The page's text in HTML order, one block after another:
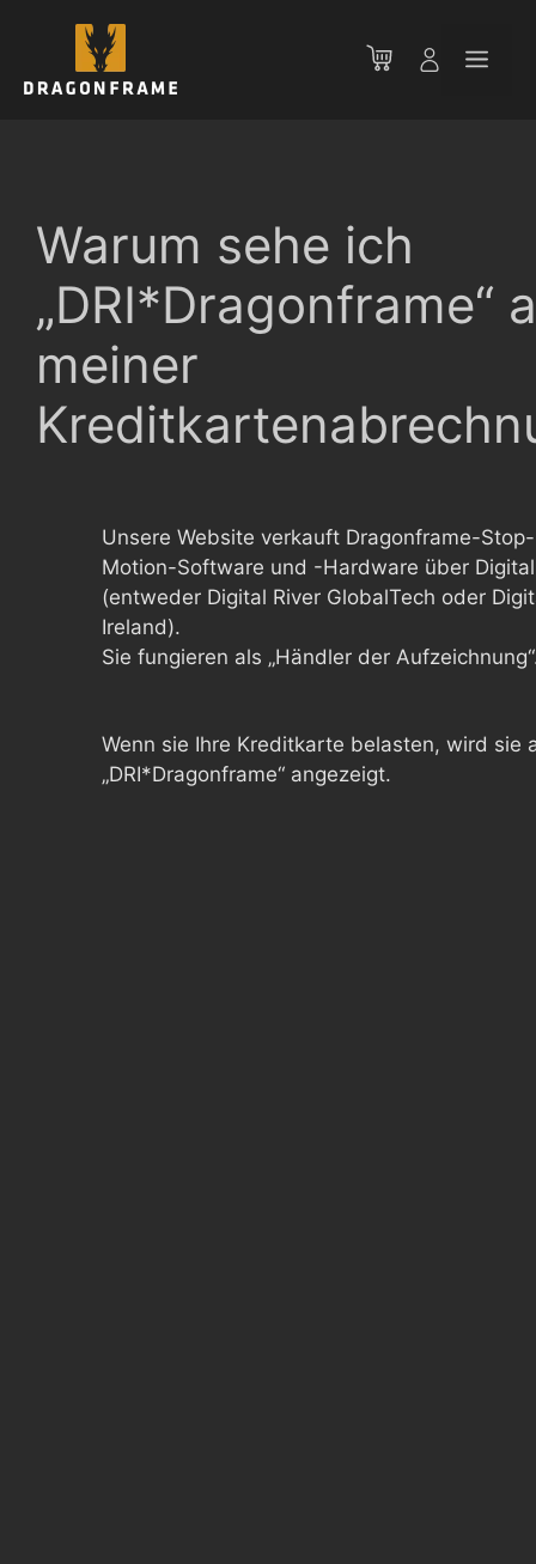
springen
Warum sehe ich
„DRI*Dragonframe“
meiner
Unsere Website verkauft Dragonframe-Stop-
Motion-Software und -Hardware über
(entweder Digital River GlobalTech oder
Ireland).
Sie fungieren als „Händler der
Wenn sie Ihre Kreditkarte belasten, wird sie
„DRI*Dragonframe“ angezeigt.